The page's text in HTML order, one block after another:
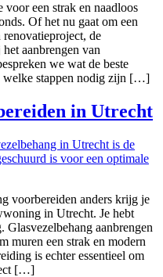
voor een strak en naadloos
Of het nu gaat om een
de
aanbrengen van
we wat de beste
welke stappen nodig zijn […]
in Utrecht
voorbereiden anders krijg je
in Utrecht. Je hebt
aanbrengen
muren een strak en modern
is echter essentieel om
[…]